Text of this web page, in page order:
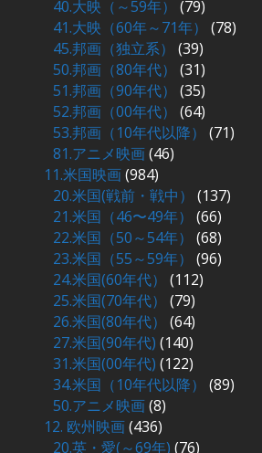
40.大映（～59年）
(79)
41.大映（60年～71年）
(78)
45.邦画（独立系）
(39)
50.邦画（80年代）
(31)
51.邦画（90年代）
(35)
52.邦画（00年代）
(64)
53.邦画（10年代以降）
(71)
81.アニメ映画(46)
11.米国映画(984)
20.米国(戦前・戦中）
(137)
21.米国（46〜49年）
(66)
22.米国（50～54年）
(68)
23.米国（55～59年）
(96)
24.米国(60年代）
(112)
25.米国(70年代）
(79)
26.米国(80年代）
(64)
27.米国(90年代) (140)
31.米国(00年代) (122)
34.米国（10年代以降）
(89)
50.アニメ映画(8)
12. 欧州映画(436)
20.英・愛(～69年) (76)